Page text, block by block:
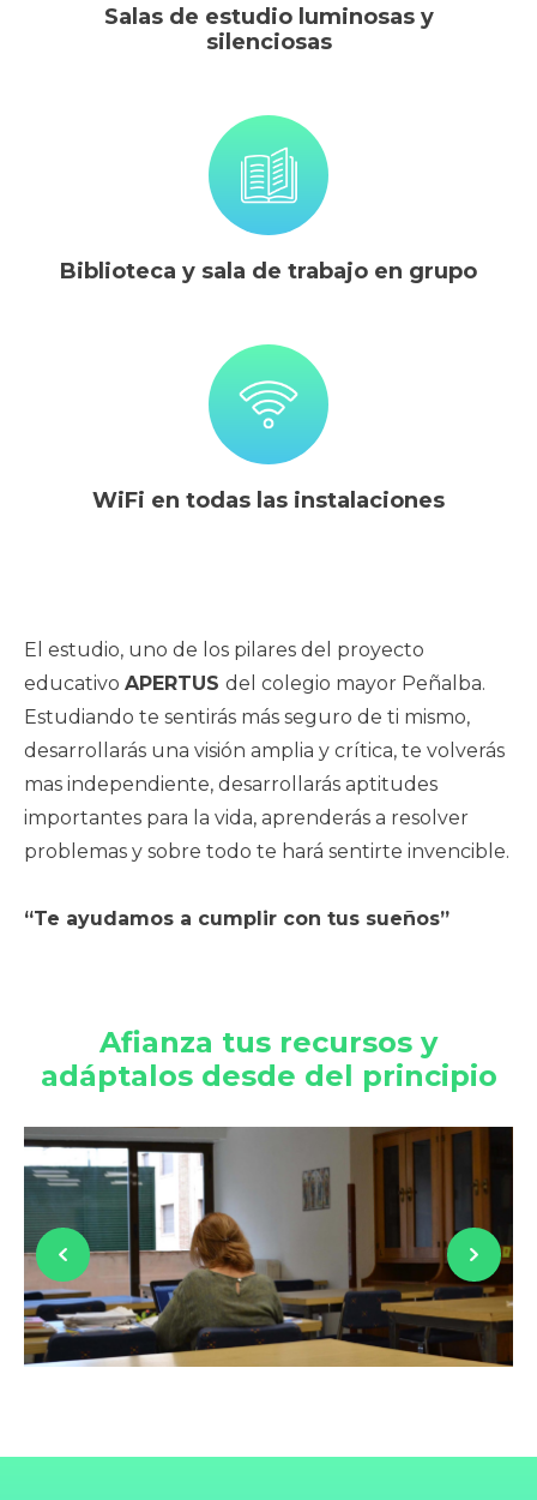
Salas de estudio luminosas y
silenciosas
Biblioteca y sala de trabajo en grupo
WiFi en todas las instalaciones
El estudio, uno de los pilares del proyecto
educativo APERTUS del colegio mayor Peñalba.
Estudiando te sentirás más seguro de ti mismo,
desarrollarás una visión amplia y crítica, te volverás
mas independiente, desarrollarás aptitudes
importantes para la vida, aprenderás a resolver
problemas y sobre todo te hará sentirte invencible.
“Te ayudamos a cumplir con tus sueños”
Afianza tus recursos y
adáptalos desde del principio